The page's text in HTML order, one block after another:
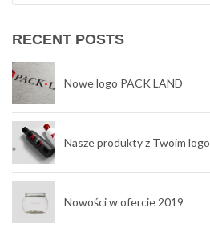
RECENT POSTS
Nowe logo PACK LAND
Nasze produkty z Twoim logo
Nowości w ofercie 2019